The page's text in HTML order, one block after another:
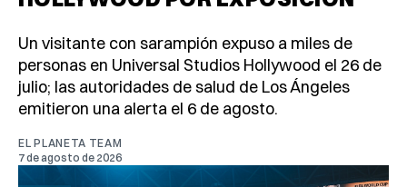
Un visitante con sarampión expuso a miles de
personas en Universal Studios Hollywood el 26 de
julio; las autoridades de salud de Los Ángeles
emitieron una alerta el 6 de agosto.
EL PLANETA TEAM
7 de agosto de 2026